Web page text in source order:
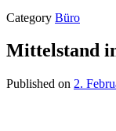
Category Büro
Mittelstand
Published on 2.